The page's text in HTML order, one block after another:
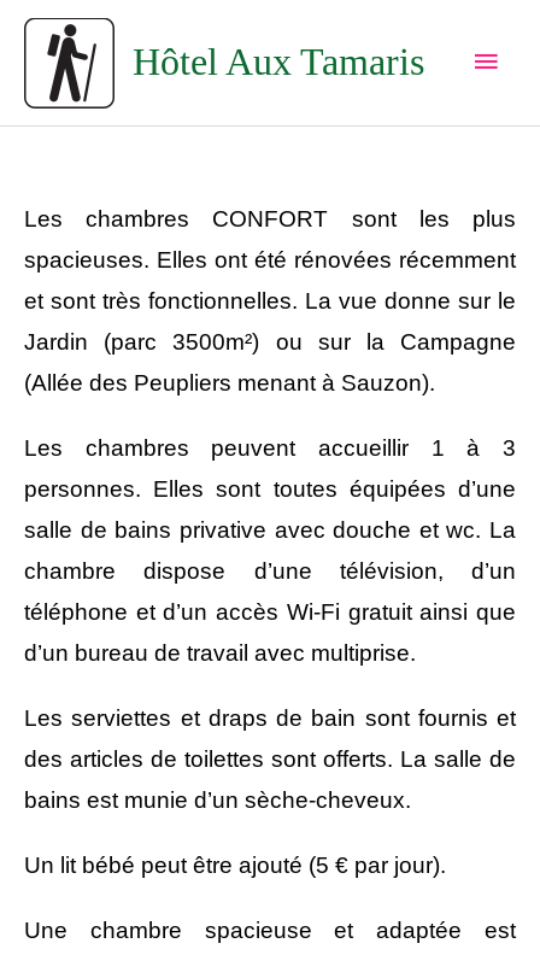
Aller
contenu
Hôtel Aux Tamaris
Les chambres CONFORT sont les plus
spacieuses. Elles ont été rénovées récemment
et sont très fonctionnelles. La vue donne sur le
Jardin (parc 3500m²) ou sur la Campagne
(Allée des Peupliers menant à Sauzon).
Les chambres peuvent accueillir 1 à 3
personnes. Elles sont toutes équipées d’une
salle de bains privative avec douche et wc. La
chambre dispose d’une télévision, d’un
téléphone et d’un accès Wi-Fi gratuit ainsi que
d’un bureau de travail avec multiprise.
Les serviettes et draps de bain sont fournis et
des articles de toilettes sont offerts. La salle de
bains est munie d’un sèche-cheveux.
Un lit bébé peut être ajouté (5 € par jour).
Une chambre spacieuse et adaptée est